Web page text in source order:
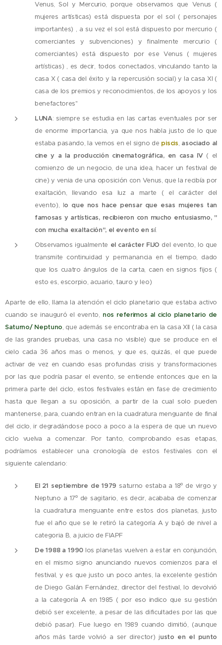
Venus, Sol y Mercurio, porque observamos que Venus (
mujeres artísticas) está dispuesta por el sol ( personajes
importantes) , a su vez el sol está dispuesto por mercurio (
comerciantes y subvenciones) y finalmente mercurio (
comerciantes) está dispuesto por ese Venus ( mujeres
artísticas) , es decir, todos conectados, vinculando tanto la
casa X ( casa del éxito y la repercusión social) y la casa XI (
casa de los premios y reconocimientos, de los apoyos y los
benefactores"
LUNA: siempre se estudia en las cartas eventuales por ser
de enorme importancia, ya que nos habla justo de lo que
estaba pasando, la vemos en el signo de piscis, asociado al
cine y a la producción cinematográfica, en casa IV ( el
comienzo de un negocio, de una idea, hacer un festival de
cine) y venia de una oposición con Venus, que la recibía por
exaltación, llevando esa luz a marte ( el carácter del
evento), lo que nos hace pensar que esas mujeres tan
famosas y artísticas, recibieron con mucho entusiasmo, "
con mucha exaltación", el evento en sí.
Observamos igualmente el carácter FIJO del evento, lo que
transmite continuidad y permanancia en el tiempo, dado
que los cuatro ángulos de la carta, caen en signos fijos (
esto es, escorpio, acuario, tauro y leo)
Aparte de ello, llama la atención el ciclo planetario que estaba activo
cuando se inauguró el evento, nos referimos al ciclo planetario de
Saturno/ Neptuno, que además se encontraba en la casa XII ( la casa
de las grandes pruebas, una casa no visible) que se produce en el
cielo cada 36 años mas o menos, y que es, quizás, el que puede
activar de vez en cuando esas profundas crisis y transformaciones
por las que podría pasar el evento, se entiende entonces que en la
primera parte del ciclo, estos festivales están en fase de crecimiento
hasta que llegan a su oposición, a partir de la cual solo pueden
mantenerse, para, cuando entran en la cuadratura menguante de final
del ciclo, ir degradándose poco a poco a la espera de que un nuevo
ciclo vuelva a comenzar. Por tanto, comprobando esas etapas,
podríamos establecer una cronología de estos festivales con el
siguiente calendario:
El 21 septiembre de 1979 saturno estaba a 18º de virgo y
Neptuno a 17º de sagitario, es decir, acababa de comenzar
la cuadratura menguante entre estos dos planetas, justo
fue el año que se le retiró la categoría A y bajó de nivel a
categoria B, a juicio de FIAPF
De 1988 a 1990los planetas vuelven a estar en conjunción,
en el mismo signo anunciando nuevos comienzos para el
festival, y es que justo un poco antes, la excelente gestión
de Diego Galán Fernández, director del festival, lo devolvió
a la categoría A en 1985 ( por eso indico que su gestión
debió ser excelente, a pesar de las dificultades por las que
debió pasar). Fue luego en 1989 cuando dimitió, (aunque
años más tarde volvió a ser director) justo en el punto